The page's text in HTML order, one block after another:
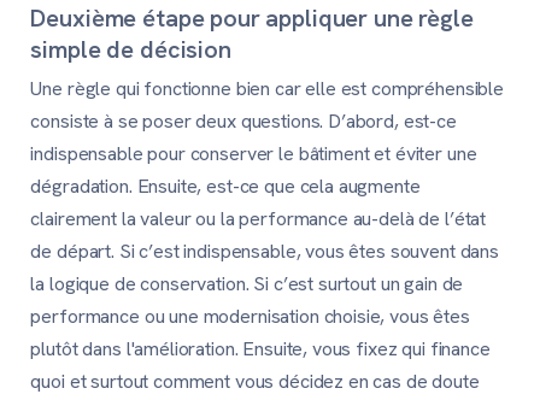
Deuxième étape pour appliquer une règle
simple de décision
Une règle qui fonctionne bien car elle est compréhensible
consiste à se poser deux questions. D’abord, est-ce
indispensable pour conserver le bâtiment et éviter une
dégradation. Ensuite, est-ce que cela augmente
clairement la valeur ou la performance au-delà de l’état
de départ. Si c’est indispensable, vous êtes souvent dans
la logique de conservation. Si c’est surtout un gain de
performance ou une modernisation choisie, vous êtes
plutôt dans l'amélioration. Ensuite, vous fixez qui finance
quoi et surtout comment vous décidez en cas de doute